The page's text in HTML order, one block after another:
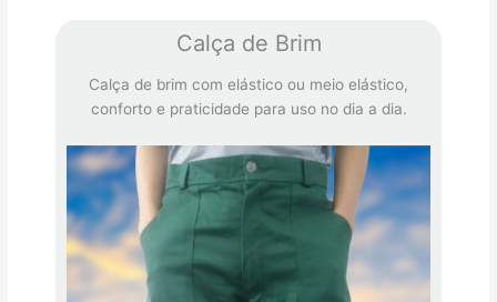
Calça de Brim
Calça de brim com elástico ou meio elástico,
conforto e praticidade para uso no dia a dia.